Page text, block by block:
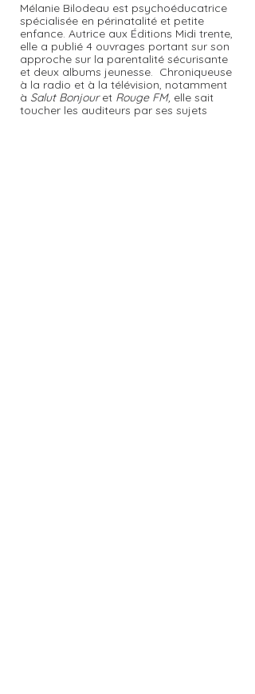
Rentrée scolaire : et si
on misait sur la relation ?
Mélanie Bilodeau est psychoéducatrice
spécialisée en périnatalité et petite
enfance. Autrice aux Éditions Midi trente,
elle a publié 4 ouvrages portant sur son
approche sur la parentalité sécurisante
et deux albums jeunesse. Chroniqueuse
à la radio et à la télévision, notamment
à Salut Bonjouret Rouge FM, elle sait
toucher les auditeurs par ses sujets